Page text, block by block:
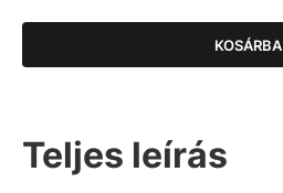
KOSÁRBA
Teljes leírás